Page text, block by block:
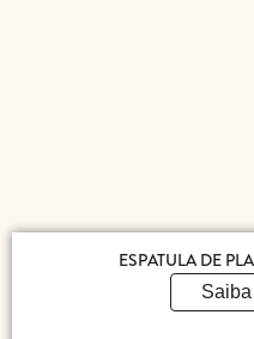
ESPATULA DE